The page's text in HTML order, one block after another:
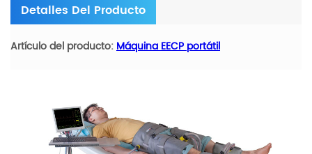
Detalles Del Producto
Artículo del producto:Máquina EECP portátil